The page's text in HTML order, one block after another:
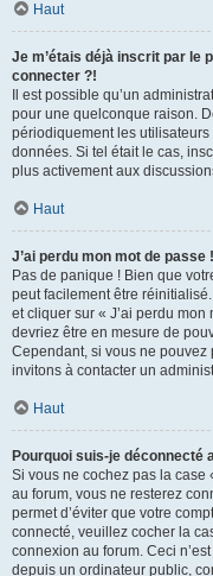
Haut
Je m’étais déjà inscrit par le
connecter ?!
Il est possible qu’un
pour une quelconque raison.
périodiquement les
données. Si tel était le cas,
plus activement aux
Haut
J’ai perdu mon mot de passe !
Pas de panique ! Bien que
peut facilement être
et cliquer sur « J’ai perdu
devriez être en mesure de
Cependant, si vous ne
invitons à contacter un
Haut
Pourquoi suis-je déconnecté
Si vous ne cochez pas la case
au forum, vous ne resterez
permet d’éviter que votre
connecté, veuillez cocher la
connexion au forum. Ceci
depuis un ordinateur public,